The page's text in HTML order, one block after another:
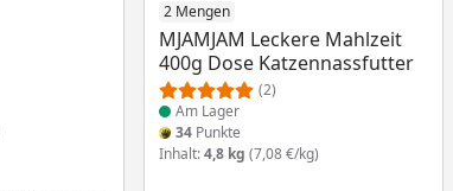
2 Mengen
MJAMJAM Leckere Mahlzeit
400g Dose Katzennassfutter
(2)
Produkt am Lager
Am Lager
34 Punkte
Inhalt:4,8 kg (7,08 €/kg)